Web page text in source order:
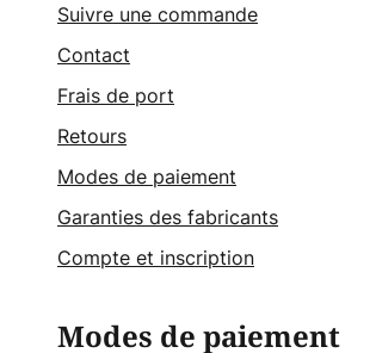
Suivre une commande
Contact
Frais de port
Retours
Modes de paiement
Garanties des fabricants
Compte et inscription
Modes de paiement